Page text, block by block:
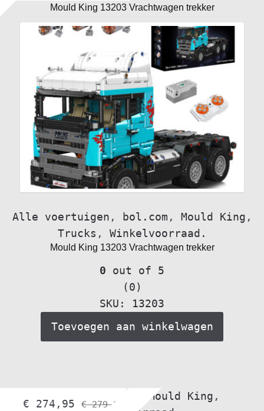
Mould King 13203 Vrachtwagen trekker
Alle voertuigen , bol.com , Mould King ,
Trucks , Winkelvoorraad.
Mould King 13203 Vrachtwagen trekker
0 out of 5
(0)
SKU: 13203
Toevoegen aan winkelwagen
Mould King ,
€ 274,95 €279,95